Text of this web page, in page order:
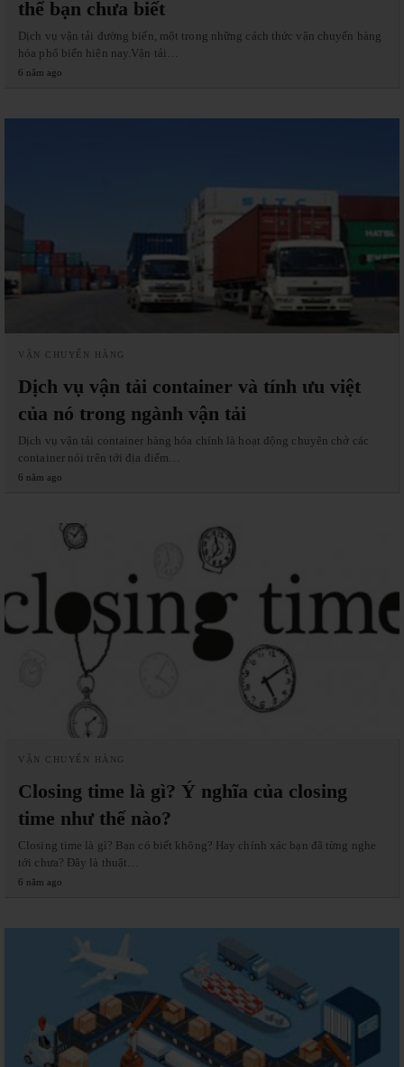
thể bạn chưa biết
Dịch vụ vận tải đường biển, một trong những cách thức vận chuyển hàng
hóa phổ biến hiện nay.Vận tải…
6 năm ago
VẬN CHUYỂN HÀNG
Dịch vụ vận tải container và tính ưu việt
của nó trong ngành vận tải
Dịch vụ vận tải container hàng hóa chính là hoạt động chuyên chở các
container nói trên tới địa điểm…
6 năm ago
VẬN CHUYỂN HÀNG
Closing time là gì? Ý nghĩa của closing
time như thế nào?
Closing time là gì? Bạn có biết không? Hay chính xác bạn đã từng nghe
tới chưa? Đây là thuật…
6 năm ago